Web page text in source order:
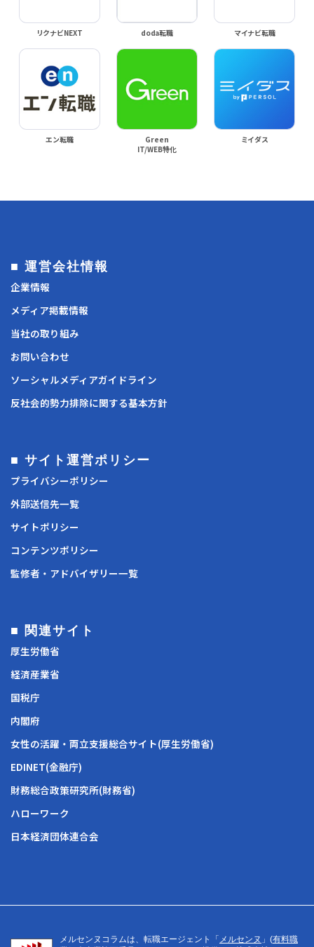
リクナビNEXT doda転職 マイナビ転職
エン転職
Green
IT/WEB特化
ミイダス
■ 運営会社情報
企業情報
メディア掲載情報
当社の取り組み
お問い合わせ
ソーシャルメディアガイドライン
反社会的勢力排除に関する基本方針
■ サイト運営ポリシー
プライバシーポリシー
外部送信先一覧
サイトポリシー
コンテンツポリシー
監修者・アドバイザリー一覧
■ 関連サイト
厚生労働省
経済産業省
国税庁
内閣府
女性の活躍・両立支援総合サイト(厚生労働省)
EDINET(金融庁)
財務総合政策研究所(財務省)
ハローワーク
日本経済団体連合会
メルセンヌコラムは、転職エージェント「 メルセンヌ 」(有料職